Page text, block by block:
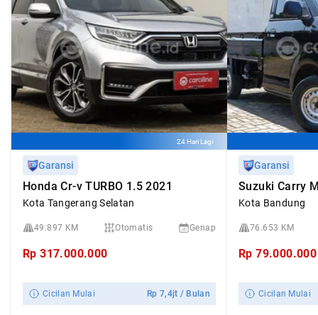
24 Hari Lagi
Garansi
Honda Cr-v TURBO 1.5 2021
Kota Tangerang Selatan
49.897 KM Otomatis Genap
Rp317.000.000
Cicilan Mulai Rp7,4jt / Bulan
Garansi
Kota Bandung
76.653 KM
Rp79.000.000
Cicilan Mulai